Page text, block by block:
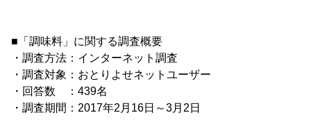
■「調味料」に関する調査概要
・調査方法：インターネット調査
・調査対象：おとりよせネットユーザー
・回答数 ：439名
・調査期間：2017年2月16日～3月2日